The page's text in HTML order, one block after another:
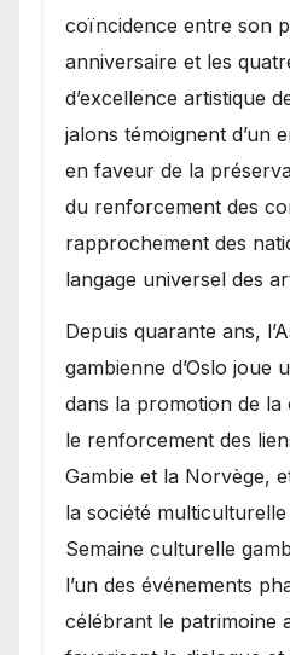
coïncidence entre son
anniversaire et les
d’excellence artistique
jalons témoignent d’un
en faveur de la
du renforcement des
rapprochement des
langage universel des
​Depuis quarante ans,
gambienne d’Oslo joue
dans la promotion de la
le renforcement des
Gambie et la Norvège,
la société
Semaine culturelle
l’un des événements
célébrant le patrimoine